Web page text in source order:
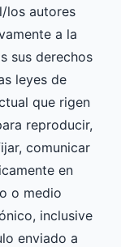
los autores
a la
sus derechos
leyes de
que rigen
reproducir,
comunicar
en
o medio
inclusive
enviado a